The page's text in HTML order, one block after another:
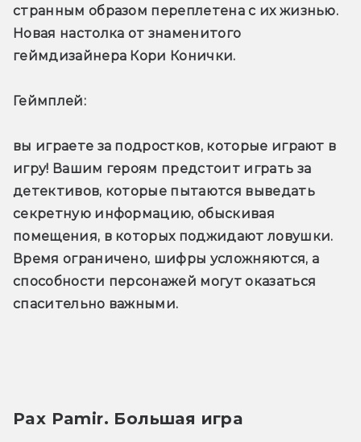
странным образом переплетена с их жизнью.
Новая настолка от знаменитого
геймдизайнера Кори Конички.
Геймплей:
вы играете за подростков, которые играют в
игру! Вашим героям предстоит играть за
детективов, которые пытаются выведать
секретную информацию, обыскивая
помещения, в которых поджидают ловушки.
Время ограничено, шифры усложняются, а
способности персонажей могут оказаться
спасительно важными.
Pax Pamir. Большая игра